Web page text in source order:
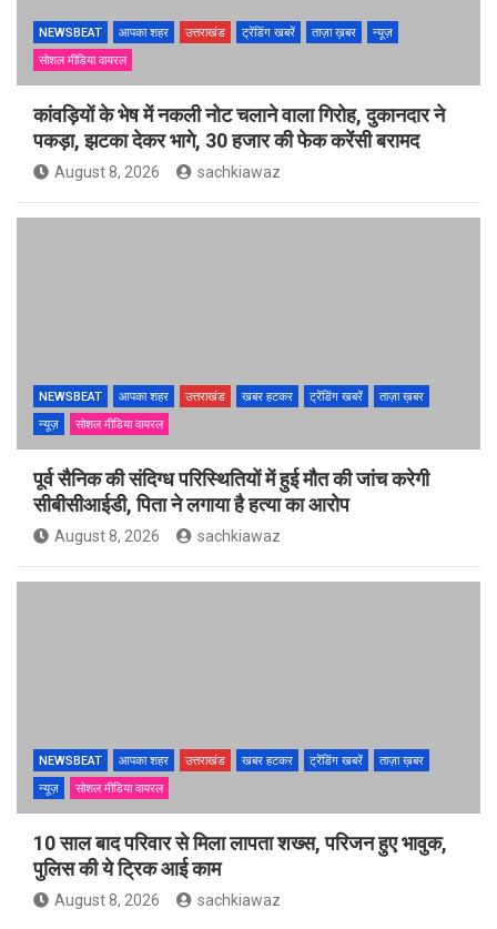
NEWSBEAT आपका शहर उत्तराखंड ट्रेंडिंग खबरें ताज़ा ख़बर
न्यूज़
सोशल मीडिया वायरल
कांवड़ियों के भेष में नकली नोट चलाने वाला गिरोह, दुकानदार ने
पकड़ा, झटका देकर भागे, 30 हजार की फेक करेंसी बरामद
August 8, 2026 sachkiawaz
NEWSBEAT आपका शहर उत्तराखंड खबर हटकर ट्रेंडिंग खबरें
ताज़ा ख़बर
न्यूज़
सोशल मीडिया वायरल
पूर्व सैनिक की संदिग्ध परिस्थितियों में हुई मौत की जांच करेगी
सीबीसीआईडी, पिता ने लगाया है हत्या का आरोप
August 8, 2026 sachkiawaz
NEWSBEAT आपका शहर उत्तराखंड खबर हटकर ट्रेंडिंग खबरें
ताज़ा ख़बर
न्यूज़
सोशल मीडिया वायरल
10 साल बाद परिवार से मिला लापता शख्स, परिजन हुए भावुक,
पुलिस की ये ट्रिक आई काम
August 8, 2026 sachkiawaz